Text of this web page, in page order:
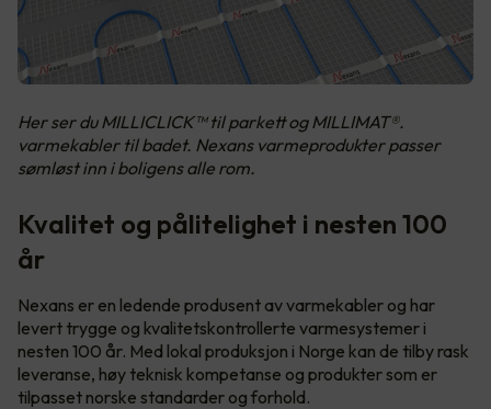
Her ser du MILLICLICK™ til parkett og MILLIMAT®.
varmekabler til badet. Nexans varmeprodukter passer
sømløst inn i boligens alle rom.
Kvalitet og pålitelighet i nesten 100
år
Nexans er en ledende produsent av varmekabler og har
levert trygge og kvalitetskontrollerte varmesystemer i
nesten 100 år. Med lokal produksjon i Norge kan de tilby rask
leveranse, høy teknisk kompetanse og produkter som er
tilpasset norske standarder og forhold.